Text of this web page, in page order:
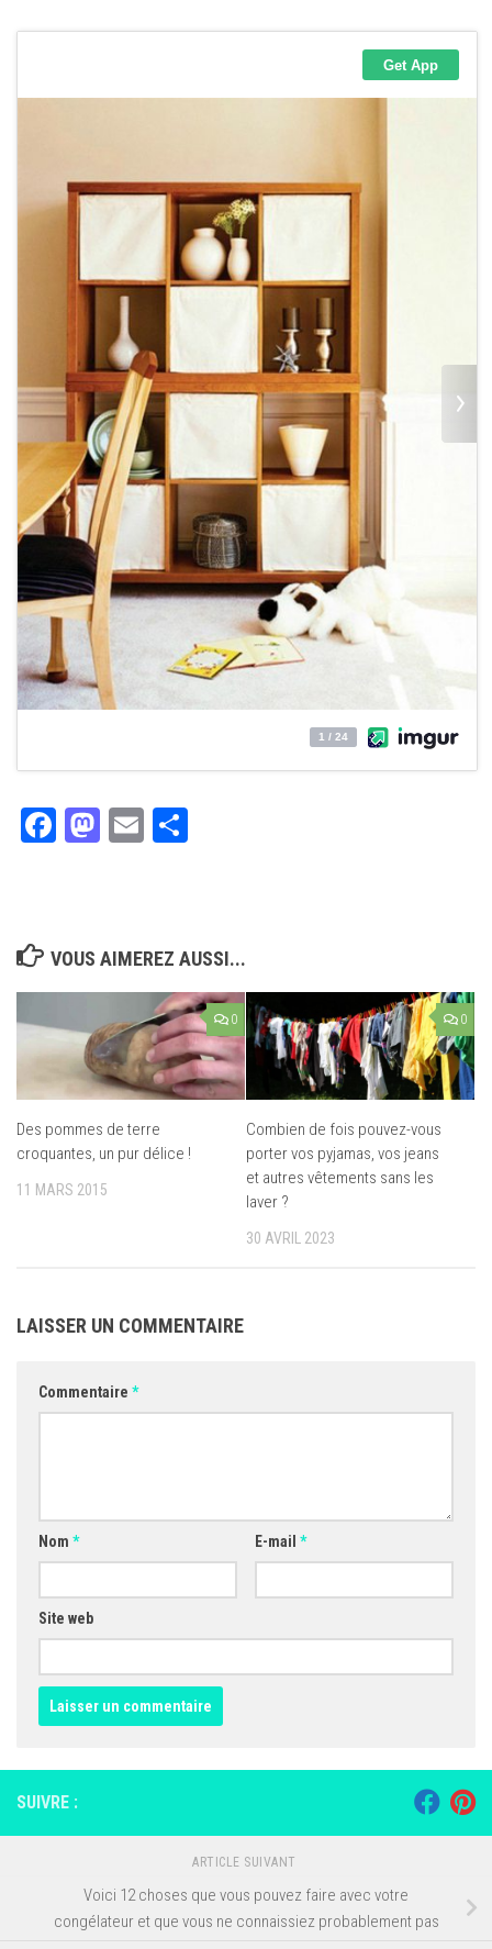
Facebook
Mastodon
Email
VOUS AIMEREZ AUSSI...
0
Des pommes de terre
croquantes, un pur délice !
11 MARS 2015
0
Combien de fois pouvez-vous
porter vos pyjamas, vos jeans
et autres vêtements sans les
laver ?
30 AVRIL 2023
LAISSER UN COMMENTAIRE
Commentaire *
Nom * E-mail *
Site web
SUIVRE :
ARTICLE SUIVANT
Voici 12 choses que vous pouvez faire avec votre
congélateur et que vous ne connaissiez probablement pas